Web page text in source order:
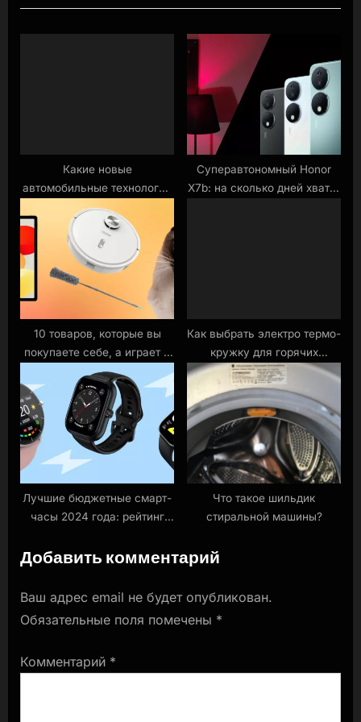
i
o
:
Какие новые
автомобильные технологии
ожидают в 2024 году?
Суперавтономный Honor
X7b: на сколько дней хватит
10 товаров, которые вы
покупаете себе, а играет с
ними котик
Как выбрать электро термо-
кружку для горячих
напитков в дороге
Лучшие бюджетные смарт-
часы 2024 года: рейтинг
Что такое шильдик
стиральной машины?
Добавить комментарий
Ваш адрес email не будет опубликован.
Обязательные поля помечены *
Комментарий *